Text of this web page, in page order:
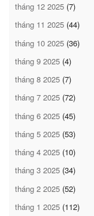
tháng 12 2025 (7)
tháng 11 2025 (44)
tháng 10 2025 (36)
tháng 9 2025 (4)
tháng 8 2025 (7)
tháng 7 2025 (72)
tháng 6 2025 (45)
tháng 5 2025 (53)
tháng 4 2025 (10)
tháng 3 2025 (34)
tháng 2 2025 (52)
tháng 1 2025 (112)